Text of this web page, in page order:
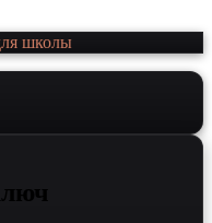
школы